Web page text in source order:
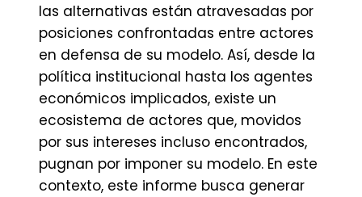
las alternativas están atravesadas por
posiciones confrontadas entre actores
en defensa de su modelo. Así, desde la
política institucional hasta los agentes
económicos implicados, existe un
ecosistema de actores que, movidos
por sus intereses incluso encontrados,
pugnan por imponer su modelo. En este
contexto, este informe busca generar